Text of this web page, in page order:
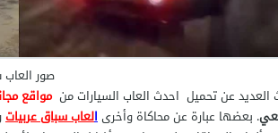
صور العاب
العديد عن تحميل احدث العاب السيارات منمواقع
. بعضها عبارة عن محاكاة وأخرى العاب سباق عربيات